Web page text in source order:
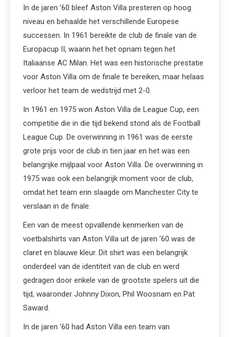
In de jaren ’60 bleef Aston Villa presteren op hoog
niveau en behaalde het verschillende Europese
successen. In 1961 bereikte de club de finale van de
Europacup II, waarin het het opnam tegen het
Italiaanse AC Milan. Het was een historische prestatie
voor Aston Villa om de finale te bereiken, maar helaas
verloor het team de wedstrijd met 2-0.
In 1961 en 1975 won Aston Villa de League Cup, een
competitie die in die tijd bekend stond als de Football
League Cup. De overwinning in 1961 was de eerste
grote prijs voor de club in tien jaar en het was een
belangrijke mijlpaal voor Aston Villa. De overwinning in
1975 was ook een belangrijk moment voor de club,
omdat het team erin slaagde om Manchester City te
verslaan in de finale.
Een van de meest opvallende kenmerken van de
voetbalshirts van Aston Villa uit de jaren ’60 was de
claret en blauwe kleur. Dit shirt was een belangrijk
onderdeel van de identiteit van de club en werd
gedragen door enkele van de grootste spelers uit die
tijd, waaronder Johnny Dixon, Phil Woosnam en Pat
Saward.
In de jaren ’60 had Aston Villa een team van